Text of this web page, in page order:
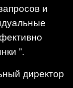
и
”.
директор